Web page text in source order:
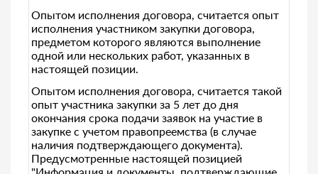
Опытом исполнения договора, считается опыт
исполнения участником закупки договора,
предметом которого являются выполнение
одной или нескольких работ, указанных в
настоящей позиции.
Опытом исполнения договора, считается такой
опыт участника закупки за 5 лет до дня
окончания срока подачи заявок на участие в
закупке с учетом правопреемства (в случае
наличия подтверждающего документа).
Предусмотренные настоящей позицией